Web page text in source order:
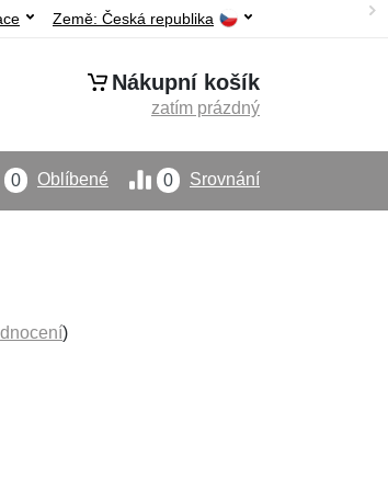
Země: Česká republika
Nákupní košík
zatím prázdný
0 Srovnání
0 Oblíbené
)